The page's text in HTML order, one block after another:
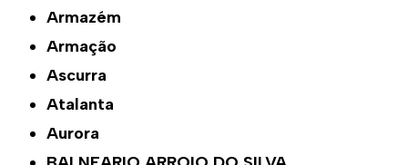
Armazém
Armação
Ascurra
Atalanta
Aurora